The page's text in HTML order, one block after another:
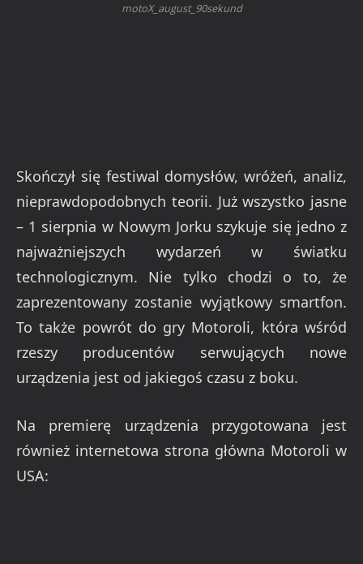
motoX_august_90sekund
Skończył się festiwal domysłów, wróżeń, analiz,
nieprawdopodobnych teorii. Już wszystko jasne
– 1 sierpnia w Nowym Jorku szykuje się jedno z
najważniejszych wydarzeń w światku
technologicznym. Nie tylko chodzi o to, że
zaprezentowany zostanie wyjątkowy smartfon.
To także powrót do gry Motoroli, która wśród
rzeszy producentów serwujących nowe
urządzenia jest od jakiegoś czasu z boku.
Na premierę urządzenia przygotowana jest
również internetowa strona główna Motoroli w
USA: